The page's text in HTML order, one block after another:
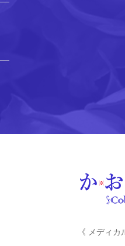
《 メディ